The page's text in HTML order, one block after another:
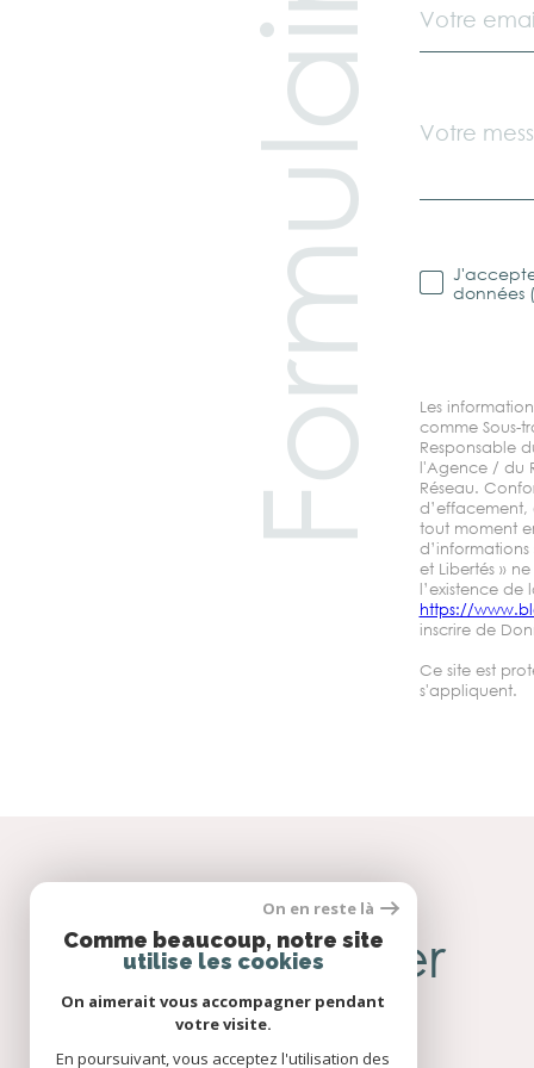
Formulaire
E
I
N
Z
O
c
o
o
r
n
email
Message
*
données
Les
comme Sous-
Responsable
l'Agence / du
Réseau.
tout moment
et Libertés »
l’existence
https://
inscrire de
Ce site est
s'appliquent.
SE
connecter
On en reste là
Comme beaucoup, notre site
utilise les cookies
On aimerait vous accompagner pendant
votre visite.
En poursuivant, vous acceptez l'utilisation des